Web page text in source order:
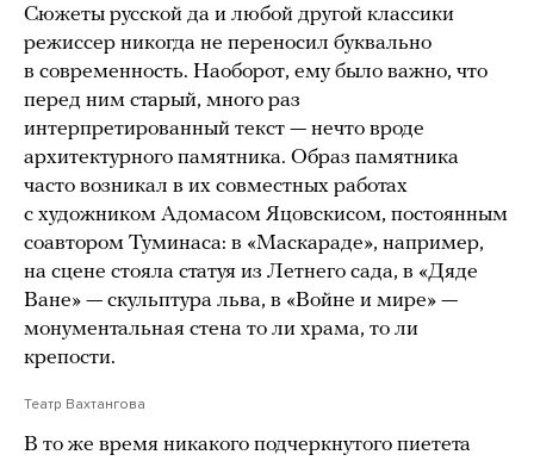
Сюжеты русской да и любой другой классики
режиссер никогда не переносил буквально
в современность. Наоборот, ему было важно, что
перед ним старый, много раз
интерпретированный текст — нечто вроде
архитектурного памятника. Образ памятника
часто возникал в их совместных работах
с художником Адомасом Яцовскисом, постоянным
соавтором Туминаса: в «Маскараде», например,
на сцене стояла статуя из Летнего сада, в «Дяде
Ване» — скульптура льва, в «Войне и мире» —
монументальная стена то ли храма, то ли
крепости.
Театр Вахтангова
В то же время никакого подчеркнутого пиетета